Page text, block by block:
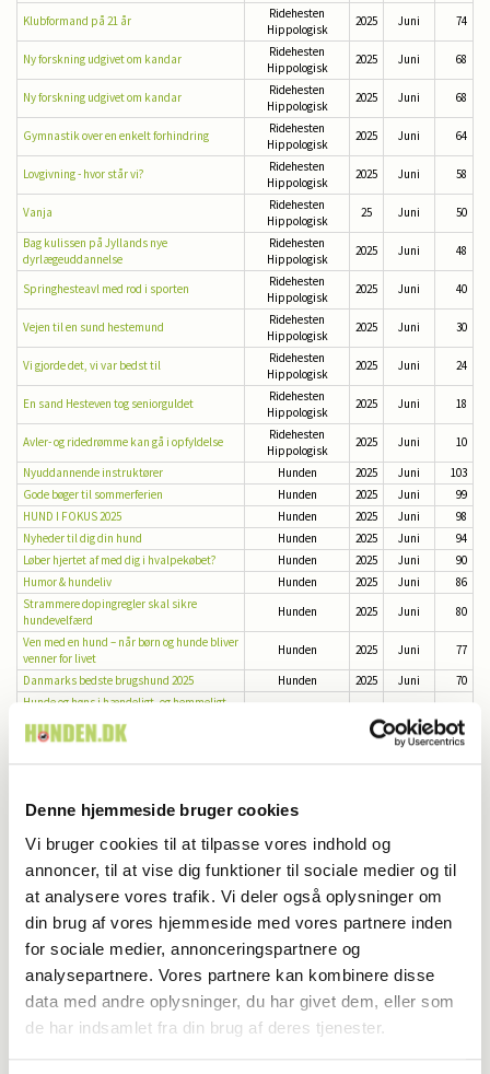
Denne hjemmeside bruger cookies
Vi bruger cookies til at tilpasse vores indhold og
annoncer, til at vise dig funktioner til sociale medier og til
at analysere vores trafik. Vi deler også oplysninger om
din brug af vores hjemmeside med vores partnere inden
for sociale medier, annonceringspartnere og
analysepartnere. Vores partnere kan kombinere disse
data med andre oplysninger, du har givet dem, eller som
de har indsamlet fra din brug af deres tjenester.
Klubformand på 21 år
Ridehesten
Hippologisk
2025 Juni 74
Ny forskning udgivet om kandar
Ridehesten
Hippologisk
2025 Juni 68
Ny forskning udgivet om kandar
Ridehesten
Hippologisk
2025 Juni 68
Gymnastik over en enkelt forhindring
Ridehesten
Hippologisk
2025 Juni 64
Lovgivning - hvor står vi?
Ridehesten
Hippologisk
2025 Juni 58
Vanja
Ridehesten
Hippologisk
25 Juni
50
Bag kulissen på Jyllands nye
dyrlægeuddannelse
Ridehesten
Hippologisk
2025 Juni 48
Springhesteavl med rod i sporten
Ridehesten
Hippologisk
2025 Juni 40
Vejen til en sund hestemund
Ridehesten
Hippologisk
2025 Juni 30
Vi gjorde det, vi var bedst til
Ridehesten
Hippologisk
2025 Juni 24
En sand Hesteven tog seniorguldet
Ridehesten
Hippologisk
2025 Juni 18
Avler- og ridedrømme kan gå i opfyldelse
Ridehesten
Hippologisk
2025 Juni
10
Nyuddannende instruktører
Hunden 2025 Juni
103
Gode bøger til sommerferien
Hunden 2025 Juni
99
HUND I FOKUS 2025
Hunden 2025 Juni
98
Nyheder til dig din hund
Hunden 2025 Juni
94
Løber hjertet af med dig i hvalpekøbet?
Hunden 2025 Juni
90
Humor & hundeliv
Hunden 2025 Juni
86
Strammere dopingregler skal sikre
hundevelfærd
Hunden 2025 Juni
80
Ven med en hund – når børn og hunde bliver
venner for livet
Hunden 2025 Juni
77
Danmarks bedste brugshund 2025
Hunden 2025 Juni
70
Hunde og høns i hændeligt, og hemmeligt,
Vindere i Roskilde
2025 Juni
62
Ringglæde og race­rigdom i Roskilde
Hunden 2025 Juni
44
Pelsraketten i fuld fart
Hunden
Spaniels: Kærlighed, kaos og kratlusk
Hunden 2025
Nyt initiativ mod adfærds­problemer hos
hunde
Hunden 2025 Juni
Lær hunden at hilse med alle poter på
jorden
Hunden 2025 Juni
Bichon havanais – en stor personlighed i en
Hunden 2025
Invitation til Bornholm
Hunden 2025 Juni
Pludselig skete det
Hunden 2025 Juni
Sirius, mine venner og jeg
Hunden 2025